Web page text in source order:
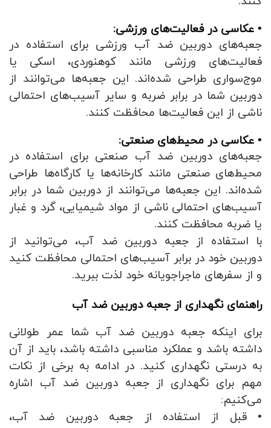
• عکاسی در فعالیت‌های ورزشی:
جعبه‌های دوربین ضد آب ورزشی برای استفاده در
فعالیت‌های ورزشی مانند کوهنوردی، اسکی یا
موج‌سواری طراحی شده‌اند. این جعبه‌ها می‌توانند از
دوربین شما در برابر ضربه و سایر آسیب‌های احتمالی
ناشی از این فعالیت‌ها محافظت کنند.
• عکاسی در محیط‌های صنعتی:
جعبه‌های دوربین ضد آب صنعتی برای استفاده در
محیط‌های صنعتی مانند کارخانه‌ها یا کارگاه‌ها طراحی
شده‌اند. این جعبه‌ها می‌توانند از دوربین شما در برابر
آسیب‌های احتمالی ناشی از مواد شیمیایی، گرد و غبار
یا ضربه محافظت کنند.
با استفاده از جعبه دوربین ضد آب، می‌توانید از
دوربین خود در برابر آسیب‌های احتمالی محافظت کنید
و از سفرهای ماجراجویانه خود لذت ببرید.
راهنمای نگهداری از جعبه دوربین ضد آب
برای اینکه جعبه دوربین ضد آب شما عمر طولانی
داشته باشد و عملکرد مناسبی داشته باشد، باید از آن
به درستی نگهداری کنید. در ادامه به برخی از نکات
مهم برای نگهداری از جعبه دوربین ضد آب اشاره
می‌کنیم:
• قبل از استفاده از جعبه دوربین ضد آب،